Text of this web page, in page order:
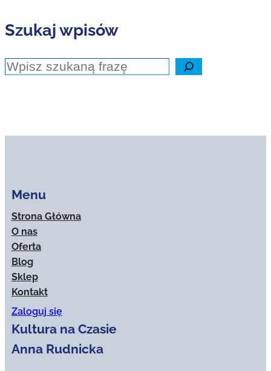
Szukaj wpisów
Szukaj
Menu
Strona Główna
O nas
Oferta
Blog
Sklep
Kontakt
Zaloguj się
Kultura na Czasie
Anna Rudnicka